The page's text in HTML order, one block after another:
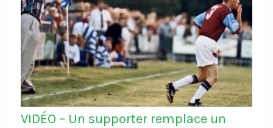
VIDÉO – Un supporter remplace un